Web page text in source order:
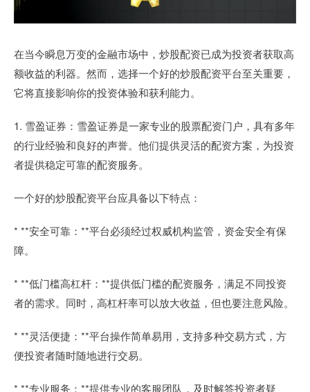
在当今瞬息万变的金融市场中，炒股配资已成为投资者获取高
额收益的利器。然而，选择一个好的炒股配资平台至关重要，
它将直接影响你的投资体验和获利能力。
1. 雪盈证券：雪盈证券是一家专业的股票配资门户，具有多年
的行业经验和良好的声誉。他们提供灵活的配资方案，为投资
者提供稳定可靠的配资服务。
一个好的炒股配资平台应具备以下特点：
* **安全可靠：**平台必须经过权威机构监管，资金安全有保
障。
* **低门槛高杠杆：**提供低门槛的配资服务，满足不同投资
者的需求。同时，高杠杆率可以放大收益，但也要注意风险。
* **灵活便捷：**平台操作简单易用，支持多种交易方式，方
便投资者随时随地进行交易。
* **专业服务：**提供专业的客服团队，及时解答投资者疑